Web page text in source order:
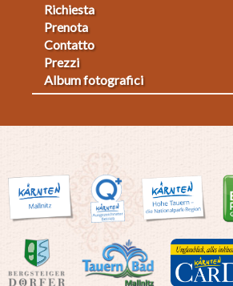
Fußmenü
2
Richiesta
Prenota
Contatto
Prezzi
Album fotografici